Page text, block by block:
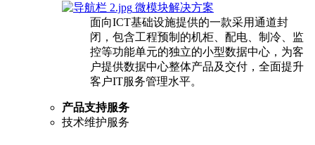
微模块解决方案
面向ICT基础设施提供的一款采用通道封
闭，包含工程预制的机柜、配电、制冷、监
控等功能单元的独立的小型数据中心，为客
户提供数据中心整体产品及交付，全面提升
客户IT服务管理水平。
产品支持服务
技术维护服务